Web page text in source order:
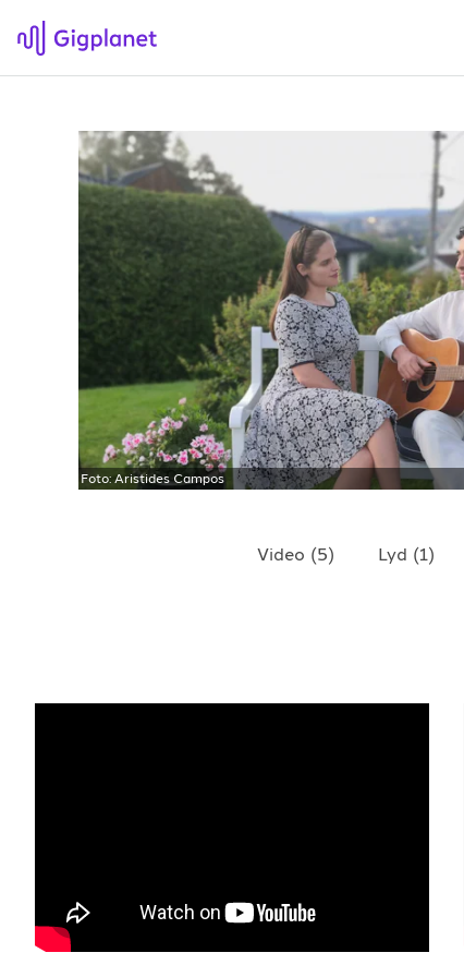
Gigplanet
Om Gigplanet
Artikler
+4790640887
Foto: Aristides Campos
Video (5) Lyd (1)